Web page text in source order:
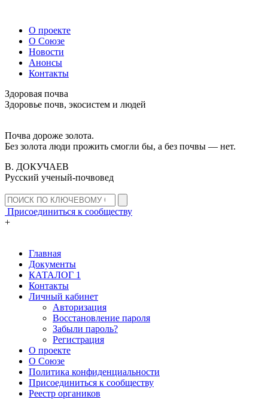
О проекте
О Союзе
Новости
Анонсы
Контакты
Здоровая почва
Здоровье почв, экосистем и людей
Почва дороже золота.
Без золота люди прожить смогли бы, а без почвы — нет.
В. ДОКУЧАЕВ
Русский ученый-почвовед
Присоединиться к сообществу
+
Главная
Документы
КАТАЛОГ 1
Контакты
Личный кабинет
Авторизация
Восстановление пароля
Забыли пароль?
Регистрация
О проекте
О Союзе
Политика конфиденциальности
Присоединиться к сообществу
Реестр органиков